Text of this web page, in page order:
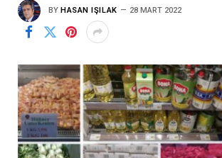
BY HASAN IŞILAK 28 MART 2022